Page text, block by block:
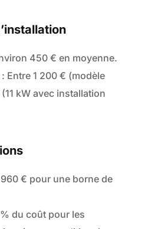
450 € en moyenne.
: Entre 1 200 € (modèle
kW avec installation
960 € pour une borne de
du coût pour les